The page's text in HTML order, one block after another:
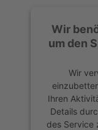
Wir
um den
Wir
Ihren
Details
des Service